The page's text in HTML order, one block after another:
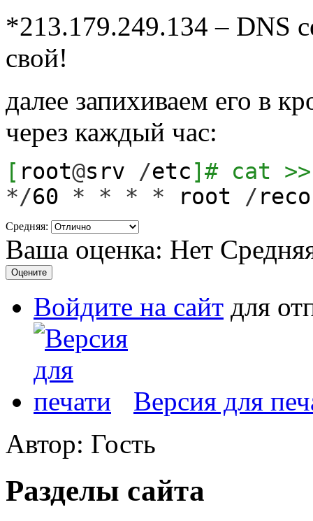
*213.179.249.134 – DNS
свой!
далее запихиваем его в
через каждый час:
[ root@srv /etc] # cat
*/60 * * * * root /
Средняя:
Ваша оценка: Нет
Войдите на сайт для
Версия для
Автор: Гость
Разделы сайта